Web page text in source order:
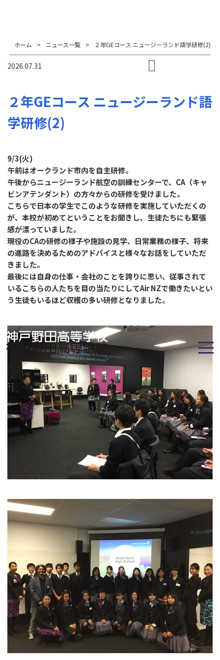
ホーム > ニュース一覧 > ２年GEコース ニュージーランド語学研修(2)
2026.07.31
２年GEコース ニュージーランド語
学研修(2)
9/3(火)
午前はオークランド市内を自主研修。
午後からニュージーランド航空の訓練センターで、CA（キャ
ビンアテンダント）の方々からの研修を受けました。
こちらで日本の学生でこのような研修を実施していただくの
が、本校が初めてということをお聞きし、生徒たちにも緊張
感が漂っていました。
現役のCAの研修の様子や施設の見学、日常業務の様子、将来
の進路を決めるためのアドバイスと様々なお話をしていただ
きました。
最後には自身の仕事・会社のことを誇りに思い、従事されて
いるこちらの人たちを目の当たりにしてAir NZで働きたいとい
う生徒もいるほど収穫の多い研修となりました。